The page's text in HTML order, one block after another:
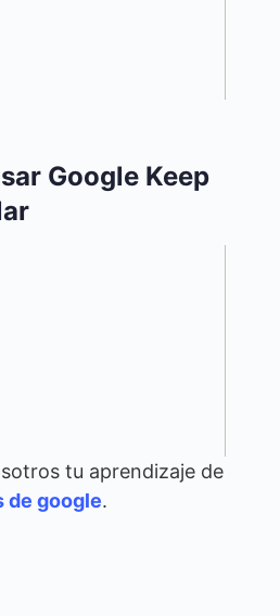
Google Keep
tu aprendizaje de
de google.